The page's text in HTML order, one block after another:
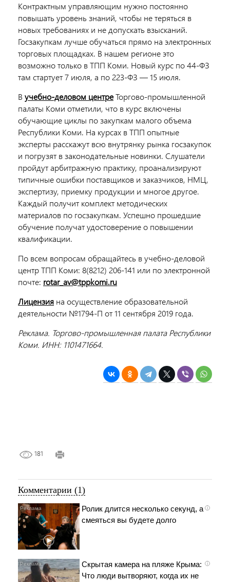
Контрактным управляющим нужно постоянно
повышать уровень знаний, чтобы не теряться в
новых требованиях и не допускать взысканий.
Госзакупкам лучше обучаться прямо на электронных
торговых площадках. В нашем регионе это
возможно только в ТПП Коми. Новый курс по 44-ФЗ
там стартует 7 июля, а по 223-ФЗ — 15 июля.
В учебно-деловом центреТоргово-промышленной
палаты Коми отметили, что в курс включены
обучающие циклы по закупкам малого объема
Республики Коми. На курсах в ТПП опытные
эксперты расскажут всю внутрянку рынка госзакупок
и погрузят в законодательные новинки. Слушатели
пройдут арбитражную практику, проанализируют
типичные ошибки поставщиков и заказчиков, НМЦ,
экспертизу, приемку продукции и многое другое.
Каждый получит комплект методических
материалов по госзакупкам. Успешно прошедшие
обучение получат удостоверение о повышении
квалификации.
По всем вопросам обращайтесь в учебно-деловой
центр ТПП Коми: 8(8212) 206-141 или по электронной
почте: rotar_av@tppkomi.ru
Лицензия на осуществление образовательной
деятельности №1794-П от 11 сентября 2019 года.
Реклама. Торгово-промышленная палата Республики
Коми. ИНН: 1101471664.
181
Комментарии (1)
i
Ролик длится несколько секунд, а
смеяться вы будете долго
i
Скрытая камера на пляже Крыма:
Что люди вытворяют, когда их не